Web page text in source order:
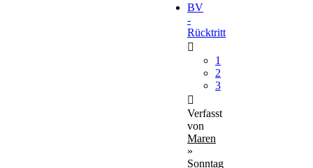
BV
-
Rücktritt
1
2
3
Verfasst
von
Maren
»
Sonntag